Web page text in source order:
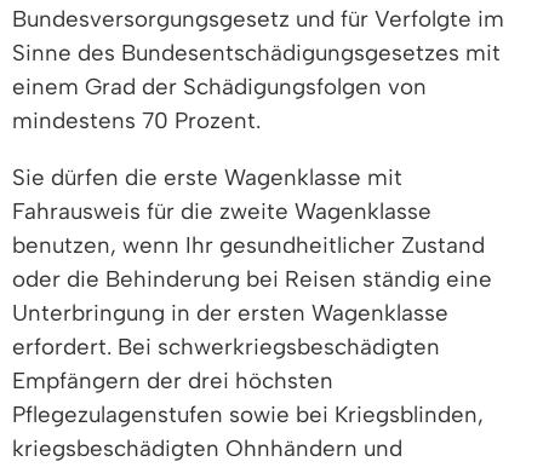
Bundesversorgungsgesetz und für Verfolgte im
Sinne des Bundesentschädigungsgesetzes mit
einem Grad der Schädigungsfolgen von
mindestens 70 Prozent.
Sie dürfen die erste Wagenklasse mit
Fahrausweis für die zweite Wagenklasse
benutzen, wenn Ihr gesundheitlicher Zustand
oder die Behinderung bei Reisen ständig eine
Unterbringung in der ersten Wagenklasse
erfordert. Bei schwerkriegsbeschädigten
Empfängern der drei höchsten
Pflegezulagenstufen sowie bei Kriegsblinden,
kriegsbeschädigten Ohnhändern und